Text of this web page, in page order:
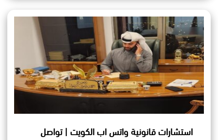
استشارات قانونية واتس اب الكويت | تواصل